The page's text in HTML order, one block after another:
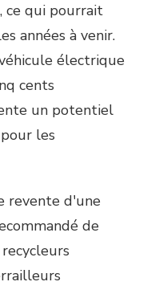
ce qui pourrait
années à venir.
électrique
cents
un potentiel
les
revente d'une
de